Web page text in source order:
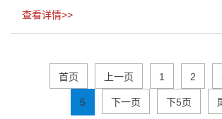
查看详情>>
首页 上一页 1 2
5 下一页 下5页